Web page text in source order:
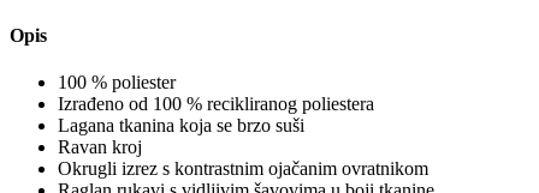
Opis
100 % poliester
Izrađeno od 100 % recikliranog poliestera
Lagana tkanina koja se brzo suši
Ravan kroj
Okrugli izrez s kontrastnim ojačanim ovratnikom